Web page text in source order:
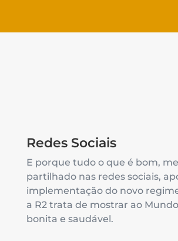
Redes Sociais
E porque tudo o que é bom,
partilhado nas redes sociais,
implementação do novo
a R2 trata de mostrar ao
bonita e saudável.